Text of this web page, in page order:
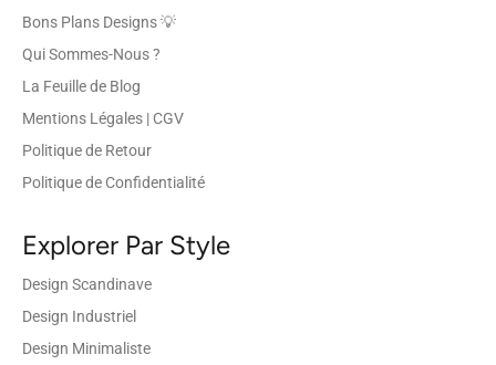
Bons Plans Designs 💡
Qui Sommes-Nous ?
La Feuille de Blog
Mentions Légales | CGV
Politique de Retour
Politique de Confidentialité
Explorer Par Style
Design Scandinave
Design Industriel
Design Minimaliste